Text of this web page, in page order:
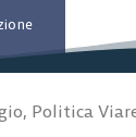
, Politica